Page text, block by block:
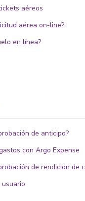
aéreos
aérea on-line?
en línea?
de anticipo?
con Argo Expense
de rendición de